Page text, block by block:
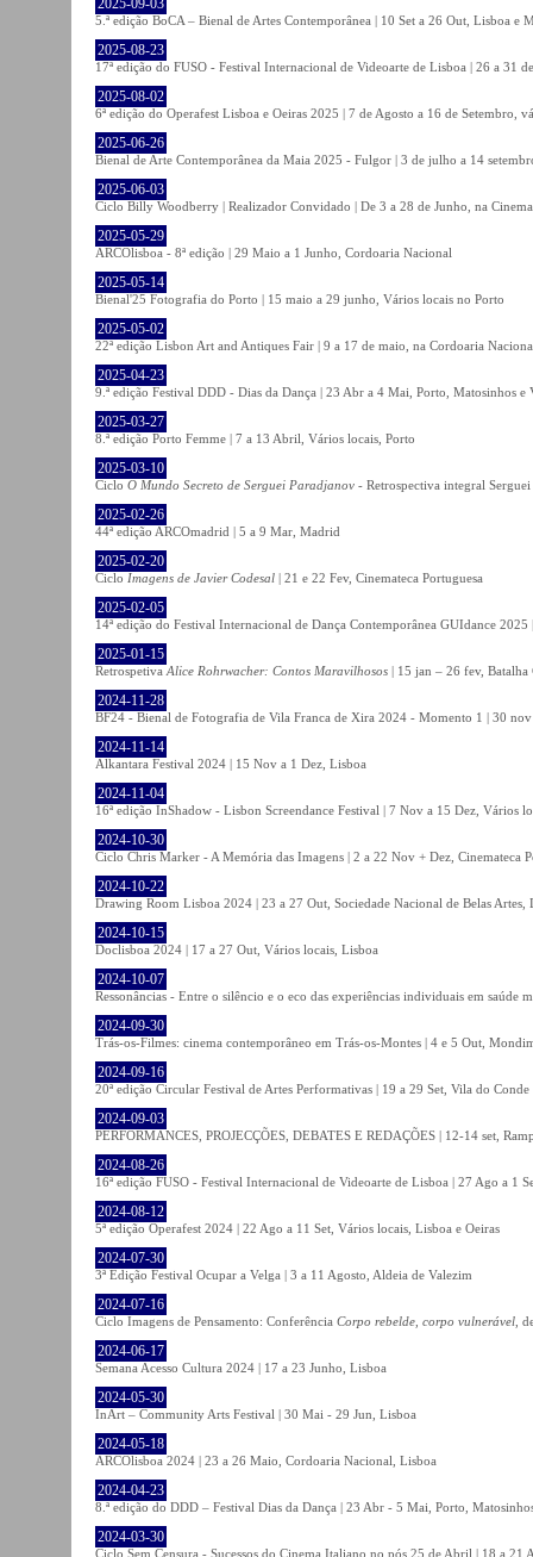
2025-09-03
5.ª edição BoCA – Bienal de Artes Contemporânea | 10 Set a 26 Out, Lisboa e
2025-08-23
17ª edição do FUSO - Festival Internacional de Videoarte de Lisboa | 26 a 31
2025-08-02
6ª edição do Operafest Lisboa e Oeiras 2025 | 7 de Agosto a 16 de Setembro,
2025-06-26
Bienal de Arte Contemporânea da Maia 2025 - Fulgor | 3 de julho a 14
2025-06-03
Ciclo Billy Woodberry | Realizador Convidado | De 3 a 28 de Junho, na
2025-05-29
ARCOlisboa - 8ª edição | 29 Maio a 1 Junho, Cordoaria Nacional
2025-05-14
Bienal'25 Fotografia do Porto | 15 maio a 29 junho, Vários locais no Porto
2025-05-02
22ª edição Lisbon Art and Antiques Fair | 9 a 17 de maio, na Cordoaria
2025-04-23
9.ª edição Festival DDD - Dias da Dança | 23 Abr a 4 Mai, Porto, Matosinhos e
2025-03-27
8.ª edição Porto Femme | 7 a 13 Abril, Vários locais, Porto
2025-03-10
Ciclo O Mundo Secreto de Serguei Paradjanov - Retrospectiva integral
2025-02-26
44ª edição ARCOmadrid | 5 a 9 Mar, Madrid
2025-02-20
Ciclo Imagens de Javier Codesal | 21 e 22 Fev, Cinemateca Portuguesa
2025-02-05
14ª edição do Festival Internacional de Dança Contemporânea GUIdance 2025
2025-01-15
Retrospetiva Alice Rohrwacher: Contos Maravilhosos | 15 jan – 26 fev, Batalha
2024-11-28
BF24 - Bienal de Fotografia de Vila Franca de Xira 2024 - Momento 1 | 30
2024-11-14
Alkantara Festival 2024 | 15 Nov a 1 Dez, Lisboa
2024-11-04
16ª edição InShadow - Lisbon Screendance Festival | 7 Nov a 15 Dez, Vários
2024-10-30
Ciclo Chris Marker - A Memória das Imagens | 2 a 22 Nov + Dez, Cinemateca
2024-10-22
Drawing Room Lisboa 2024 | 23 a 27 Out, Sociedade Nacional de Belas Artes,
2024-10-15
Doclisboa 2024 | 17 a 27 Out, Vários locais, Lisboa
2024-10-07
Ressonâncias - Entre o silêncio e o eco das experiências individuais em
2024-09-30
Trás-os-Filmes: cinema contemporâneo em Trás-os-Montes | 4 e 5 Out,
2024-09-16
20ª edição Circular Festival de Artes Performativas | 19 a 29 Set, Vila do Conde
2024-09-03
PERFORMANCES, PROJECÇÕES, DEBATES E REDAÇÕES | 12-14 set,
2024-08-26
16ª edição FUSO - Festival Internacional de Videoarte de Lisboa | 27 Ago a 1
2024-08-12
5ª edição Operafest 2024 | 22 Ago a 11 Set, Vários locais, Lisboa e Oeiras
2024-07-30
3ª Edição Festival Ocupar a Velga | 3 a 11 Agosto, Aldeia de Valezim
2024-07-16
Ciclo Imagens de Pensamento: Conferência Corpo rebelde, corpo vulnerável ,
2024-06-17
Semana Acesso Cultura 2024 | 17 a 23 Junho, Lisboa
2024-05-30
InArt – Community Arts Festival | 30 Mai - 29 Jun, Lisboa
2024-05-18
ARCOlisboa 2024 | 23 a 26 Maio, Cordoaria Nacional, Lisboa
2024-04-23
8.ª edição do DDD – Festival Dias da Dança | 23 Abr - 5 Mai, Porto,
2024-03-30
Ciclo Sem Censura - Sucessos do Cinema Italiano no pós 25 de Abril | 18 a